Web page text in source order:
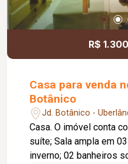
R$
Casa para venda
Botânico
Jd. Botânico -
Casa. O imóvel conta com: 03 quartos, sendo 01
suíte; Sala ampla em
inverno; 02 banheiros